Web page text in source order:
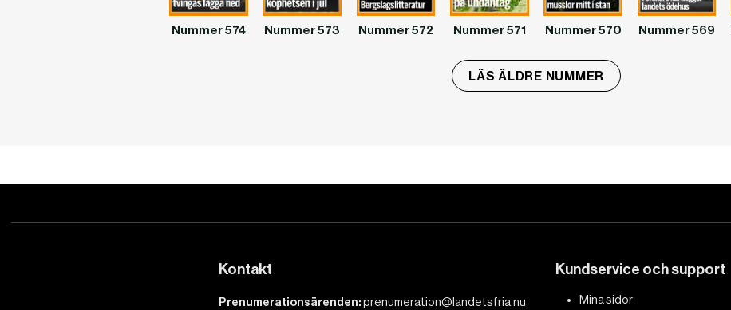
Nummer 574 Nummer 573 Nummer 572 Nummer 571 Nummer 570 Nummer 569
LÄS ÄLDRE NUMMER
Kontakt
Prenumerationsärenden:prenumeration@landetsfria.nu
Kundservice och support
Mina sidor